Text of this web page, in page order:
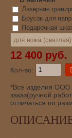
Лазерная
Брусок для
Подарочная
12 400 руб.
Кол-во:
*Все изделия ООО
заказ(ручной
отличаться по